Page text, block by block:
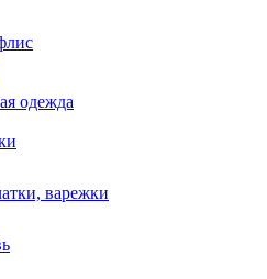
одежда
варежки